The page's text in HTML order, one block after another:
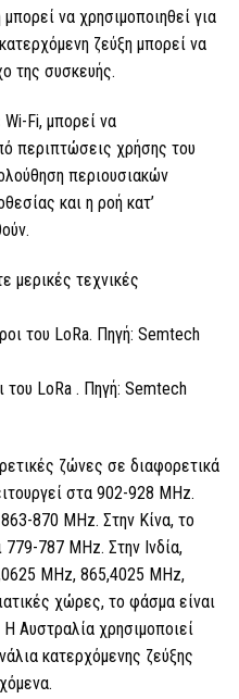
να χρησιμοποιηθεί για
ζεύξη μπορεί να
της συσκευής.
Fi, μπορεί να
περιπτώσεις χρήσης του
περιουσιακών
και η ροή κατ’
μερικές τεχνικές
του LoRa. Πηγή: Semtech
ζώνες σε διαφορετικά
στα 902-928 MHz.
870 MHz. Στην Κίνα, το
787 MHz. Στην Ινδία,
MHz, 865,4025 MHz,
χώρες, το φάσμα είναι
Αυστραλία χρησιμοποιεί
κατερχόμενης ζεύξης